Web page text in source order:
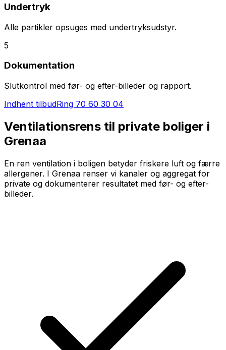
Undertryk
Alle partikler opsuges med undertryksudstyr.
5
Dokumentation
Slutkontrol med før- og efter-billeder og rapport.
Indhent tilbudRing 70 60 30 04
Ventilationsrens til private boliger i
Grenaa
En ren ventilation i boligen betyder friskere luft og færre
allergener. I Grenaa renser vi kanaler og aggregat for
private og dokumenterer resultatet med før- og efter-
billeder.